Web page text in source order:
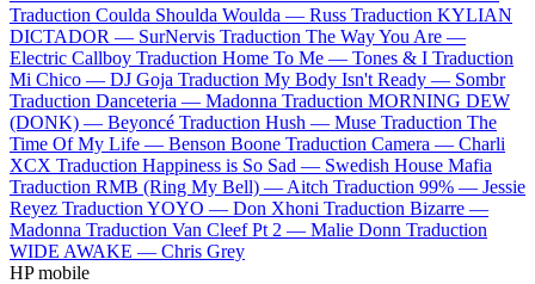
Traduction Coulda Shoulda Woulda — Russ Traduction KYLIAN
DICTADOR — SurNervis Traduction The Way You Are —
Electric Callboy Traduction Home To Me — Tones & I Traduction
Mi Chico — DJ Goja Traduction My Body Isn't Ready — Sombr
Traduction Danceteria — Madonna Traduction MORNING DEW
(DONK) — Beyoncé Traduction Hush — Muse Traduction The
Time Of My Life — Benson Boone Traduction Camera — Charli
XCX Traduction Happiness is So Sad — Swedish House Mafia
Traduction RMB (Ring My Bell) — Aitch Traduction 99% — Jessie
Reyez Traduction YOYO — Don Xhoni Traduction Bizarre —
Madonna Traduction Van Cleef Pt 2 — Malie Donn Traduction
WIDE AWAKE — Chris Grey
HP mobile